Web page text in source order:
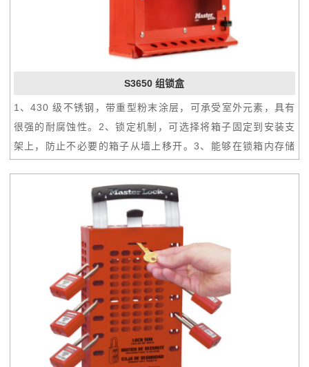
S3650 组锁盒
1、430 级不锈钢，带重型粉末涂层，可承受室外元素，具有
很强的耐腐蚀性。2、锁定机制，可选择将箱子固定到安装支
架上，防止不必要的箱子从墙上移开。3、能够在锁箱内存储
折叠的提手允许盒子在锁定期间将锁运送到隔离点，或用作便
携式锁盒。5、锁盒和支架上的可重写标签提供了传达工作相
关信息的区域。激光雕刻铝标签是可选的。6、防撞击窗户在
锁定期间提供存储的挂锁和安全钥匙的可见性。7、组锁盒具
有 8 个锁孔，便于应用和组织挂锁或锁定扣。8、4 个钥匙钩
可在锁定期间保持钥匙和钥匙号可见。9、附加壁挂式安装支
架（PKGP57337）和可重写标签（PKGP58381）可单独提